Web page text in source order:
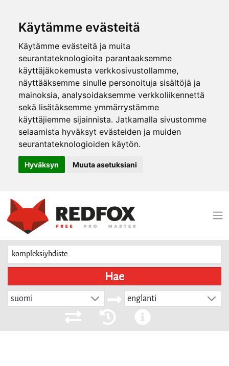
Käytämme evästeitä
Käytämme evästeitä ja muita
seurantateknologioita parantaaksemme
käyttäjäkokemusta verkkosivustollamme,
näyttääksemme sinulle personoituja sisältöjä ja
mainoksia, analysoidaksemme verkkoliikennettä
sekä lisätäksemme ymmärrystämme
käyttäjiemme sijainnista. Jatkamalla sivustomme
selaamista hyväksyt evästeiden ja muiden
seurantateknologioiden käytön.
Hyväksyn Muuta asetuksiani
Hae
suomi englanti